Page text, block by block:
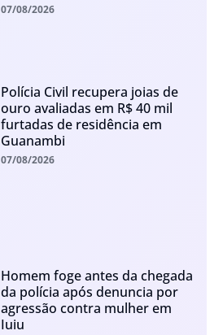
07/08/2026
Polícia Civil recupera joias de
ouro avaliadas em R$ 40 mil
furtadas de residência em
Guanambi
07/08/2026
Homem foge antes da chegada
da polícia após denuncia por
agressão contra mulher em
Iuiu